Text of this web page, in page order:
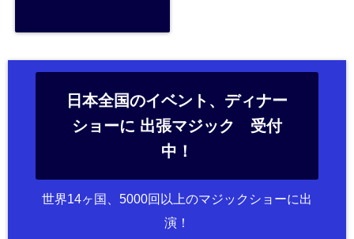
日本全国のイベント、ディナー
ショーに 出張マジック 受付
中！
世界14ヶ国、5000回以上のマジックショーに出
演！